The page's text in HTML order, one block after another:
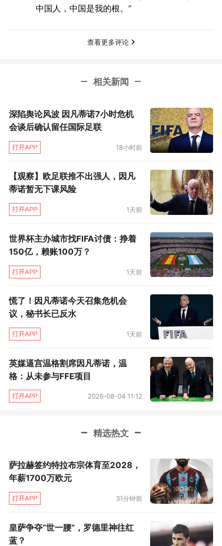
书长瓦尔克，以及2018年俄罗斯世界杯和2022
2006年世界杯的历史遗留问题。
中国人，中国是我的根。”
查看更多评论
相关新闻
深陷舆论风波 因凡蒂诺7小时危机
会谈后确认留任国际足联
18小时前
【观察】欧足联推不出强人，因凡
蒂诺暂无下课风险
1天前
世界杯主办城市找FIFA讨债：挣着
150亿，赖账100万？
1天前
慌了！因凡蒂诺今天召集危机会
议，秘书长已反水
1天前
英媒逼宫温格割席因凡蒂诺，温
格：从未参与FFE项目
2026-08-04 11:12
精选热文
萨拉赫签约特拉布宗体育至2028，
年薪1700万欧元
31分钟前
皇萨争夺“世一腰”，罗德里神往红
蓝？